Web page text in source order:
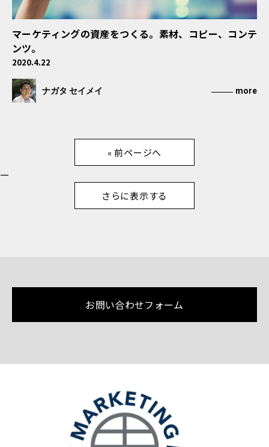
マーケティングの資産をつくる。素材、コピー、コンテ
ンツ。
2020.4.22
ナガタ セイメイ more
« 前ページへ
—
さらに表示する
お問い合わせフォーム